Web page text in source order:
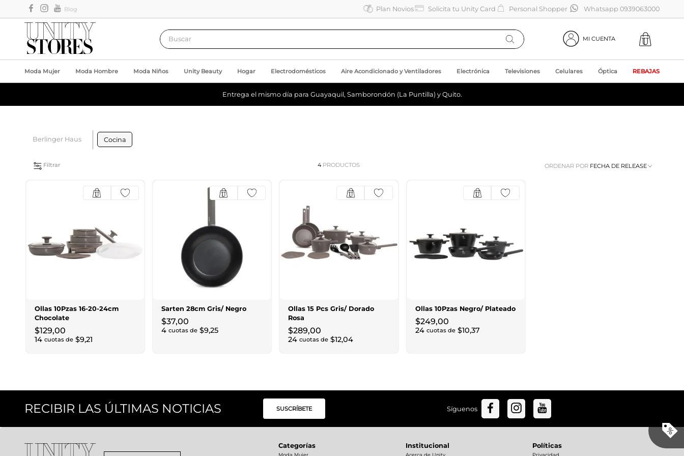
Blog Plan Novios Solicita tu Unity Card Personal Shopper Whatsapp 0939063000
Buscar
MI CUENTA
Moda Mujer Moda Hombre Moda Niños Unity Beauty Hogar Electrodomésticos Aire Acondicionado y Ventiladores Electrónica Televisiones Celulares Óptica REBAJAS
Entrega el mismo día para Guayaquil, Samborondón (La Puntilla) y Quito.
Berlinger Haus Cocina
Filtrar 4 PRODUCTOS ORDENAR POR FECHA DE RELEASE
Ollas 10Pzas 16-20-24cm
Chocolate
$129,00
14 cuotas de $9,21
Sarten 28cm Gris/ Negro
$37,00
4 cuotas de $9,25
Ollas 15 Pcs Gris/ Dorado
Rosa
$289,00
24 cuotas de $12,04
Ollas 10Pzas Negro/ Plateado
$249,00
24 cuotas de $10,37
RECIBIR LAS ÚLTIMAS NOTICIAS SUSCRÍBETE Síguenos
Categorías
Moda Mujer
Institucional
Acerca de Unity
Políticas
Privacidad